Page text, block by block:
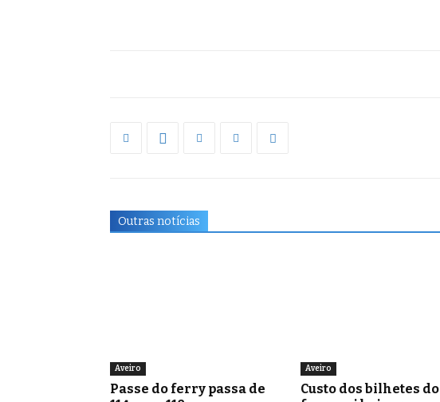
Outras notícias
Aveiro
Passe do ferry passa de
Aveiro
Custo dos bilhetes do